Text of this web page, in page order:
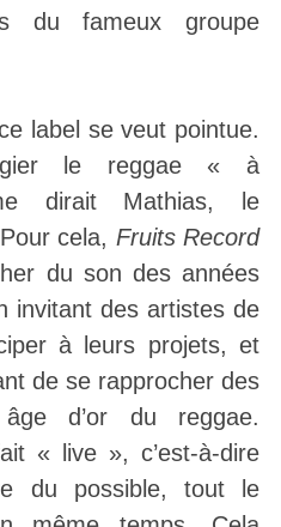
du fameux groupe
label se veut pointue.
le reggae « à
dirait Mathias, le
cela, Fruits Record
du son des années
invitant des artistes de
à leurs projets, et
de se rapprocher des
d’or du reggae.
« live », c’est-à-dire
du possible, tout le